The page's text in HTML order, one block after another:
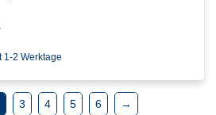
1-2 Werktage
3 4 5 6 →